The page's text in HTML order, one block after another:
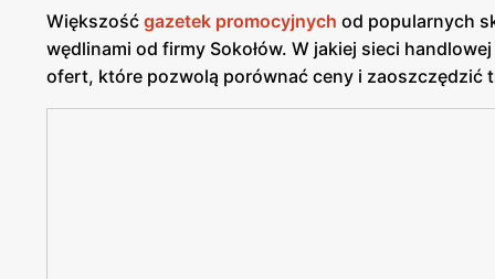
Większość gazetek promocyjnych od popularnych
wędlinami od firmy Sokołów. W jakiej sieci
ofert, które pozwolą porównać ceny i zaoszczędzić